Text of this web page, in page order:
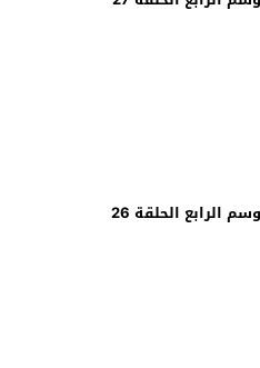
الحلقة 26